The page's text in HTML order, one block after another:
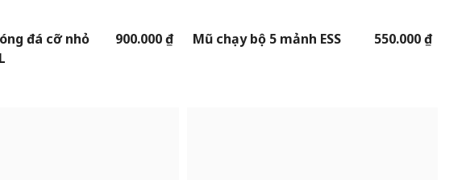
đá cỡ nhỏ
900.000 ₫ Mũ chạy bộ 5 mảnh ESS 550.000 ₫